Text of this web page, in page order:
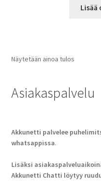
Näytetään ainoa tulos
Asiakaspalvelu
Akkunetti palvelee
whatsappissa.
Lisäksi
Akkunetti Chatti löytyy